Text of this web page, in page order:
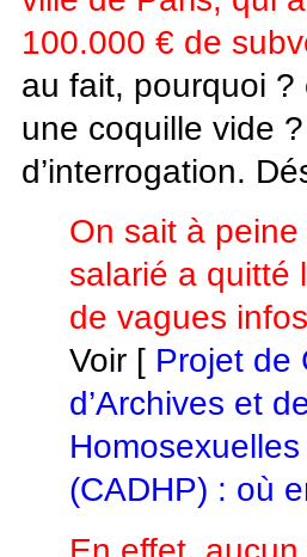
100.000 € de
au fait, pourquoi
une coquille vide
d’interrogation.
On sait à
salarié a quitté
de vagues
Voir [ Projet de
d’Archives et
(CADHP) : où